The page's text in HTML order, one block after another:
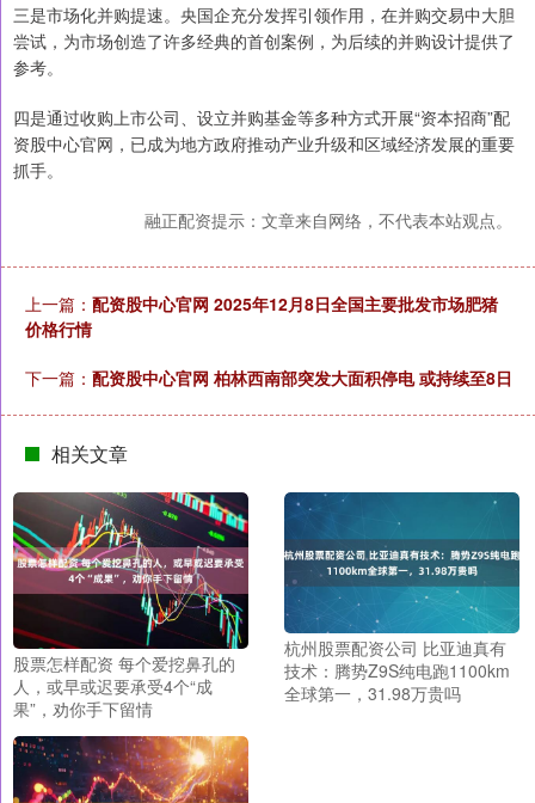
三是市场化并购提速。央国企充分发挥引领作用，在并购交易中大胆
尝试，为市场创造了许多经典的首创案例，为后续的并购设计提供了
参考。
四是通过收购上市公司、设立并购基金等多种方式开展“资本招商”配
资股中心官网，已成为地方政府推动产业升级和区域经济发展的重要
抓手。
融正配资提示：文章来自网络，不代表本站观点。
上一篇： 配资股中心官网 2025年12月8日全国主要批发市场肥猪
价格行情
下一篇： 配资股中心官网 柏林西南部突发大面积停电 或持续至8日
相关文章
股票怎样配资 每个爱挖鼻孔的
人，或早或迟要承受4个“成
果”，劝你手下留情
杭州股票配资公司 比亚迪真有
技术：腾势Z9S纯电跑1100km
全球第一，31.98万贵吗